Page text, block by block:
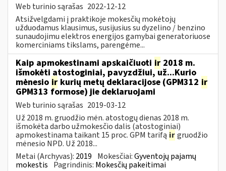
Web turinio sąrašas 2022-12-12
Atsižvelgdami į praktikoje mokesčių mokėtojų
užduodamus klausimus, susijusius su dyzelino / benzino
sunaudojimu elektros energijos gamybai generatoriuose
komerciniams tikslams, parengėme...
Kaip apmokestinami apskaičiuoti ir 2018 m.
išmokėti atostoginiai, pavyzdžiui, už...Kurio
mėnesio ir kurių metų deklaracijose (GPM312 ir
GPM313 formose) jie deklaruojami
Web turinio sąrašas 2019-03-12
Už 2018 m. gruodžio mėn. atostogų dienas 2018 m.
išmokėta darbo užmokesčio dalis (atostoginiai)
apmokestinama taikant 15 proc. GPM tarifą irgruodžio
mėnesio NPD. Už 2018...
Metai (Archyvas): 2019 Mokesčiai:Gyventojų pajamų
mokestis Pagrindinis: Mokesčių pakeitimai